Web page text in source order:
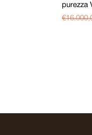
purezza
€